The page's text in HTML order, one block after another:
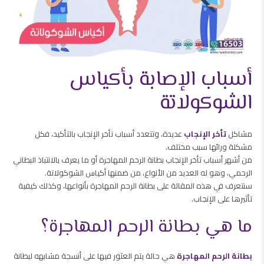
أسباب الإصابة بأكياس
الشوكولاتة
مشاكلتأخر الإنجاب عديدة، وتتعدد أسباب تأخر الإنجاب بالتأكيد، فكل
مشكلة ورائها سبب مختلف.
من أشهر أسباب تأخر الإنجاب بطانة الرحم المهاجرة أو ما يعرف بالانتباذ البطاني
الرحمي، وهو له العديد من الأنواع، من ضمنها أكياس الشوكولاتة.
سنتعرف في هذه المقالة على بطانة الرحم المهاجرة بأنواعها، وكذلك كيفية
تأثيرها على الإنجاب.
ما هي بطانة الرحم المهاجرة؟
بطانة الرحم المهاجرة هي حالة يتم العثور فيها على أنسجة مشابهه لبطانة